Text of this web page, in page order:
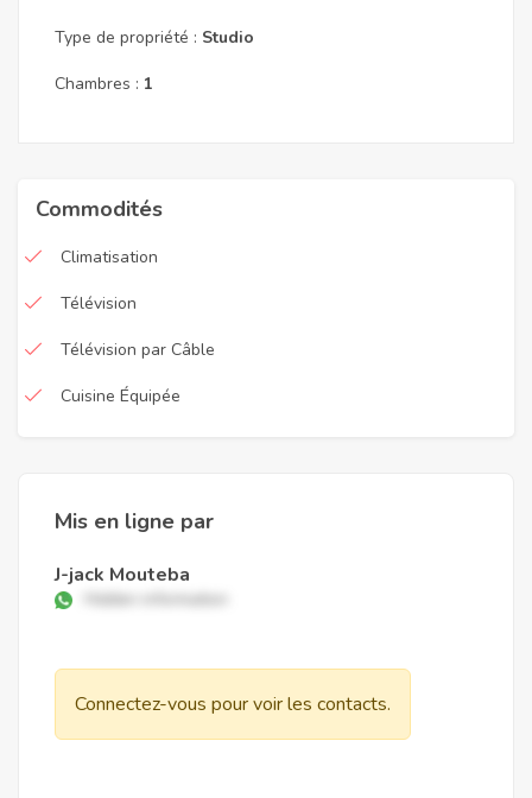
Type de propriété : Studio
Chambres : 1
Commodités
Climatisation
Télévision
Télévision par Câble
Cuisine Équipée
Mis en ligne par
J-jack Mouteba
Connectez-vous pour voir les contacts.